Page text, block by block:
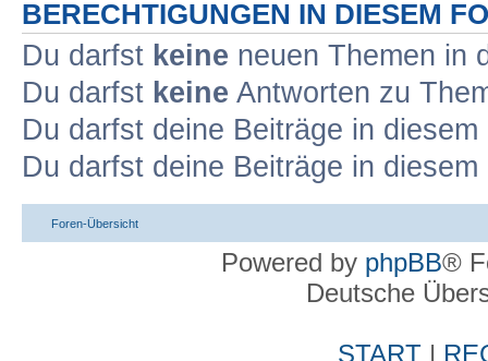
BERECHTIGUNGEN IN DIESEM
Du darfst keine neuen Themen in
Du darfst keine Antworten zu
Du darfst deine Beiträge in
Du darfst deine Beiträge in
Foren-Übersicht
Powered by phpBB®
Deutsche
START |